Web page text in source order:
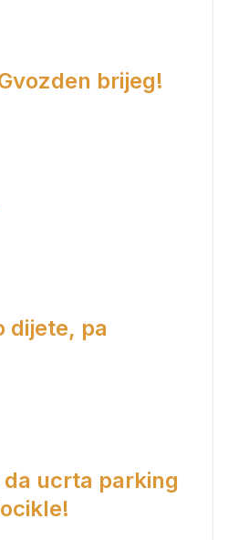
brijeg!
dijete, pa
ucrta parking